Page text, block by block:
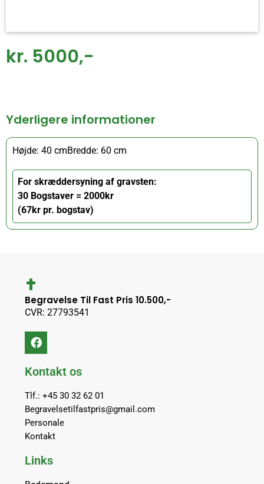
kr. 5000,-
Yderligere informationer
Højde: 40 cmBredde: 60 cm
For skræddersyning af gravsten:
30 Bogstaver = 2000kr
(67kr pr. bogstav)
Begravelse Til Fast Pris 10.500,-
CVR: 27793541
Kontakt os
Tlf.: +45 30 32 62 01
Begravelsetilfastpris@gmail.com
Personale
Kontakt
Links